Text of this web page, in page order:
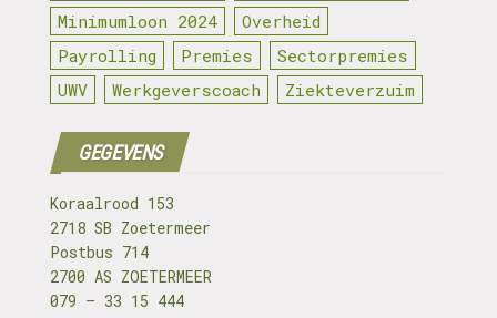
Minimumloon 2024
Overheid
Payrolling
Premies
Sectorpremies
UWV
Werkgeverscoach Ziekteverzuim
GEGEVENS
Koraalrood 153
2718 SB Zoetermeer
Postbus 714
2700 AS ZOETERMEER
079 – 33 15 444